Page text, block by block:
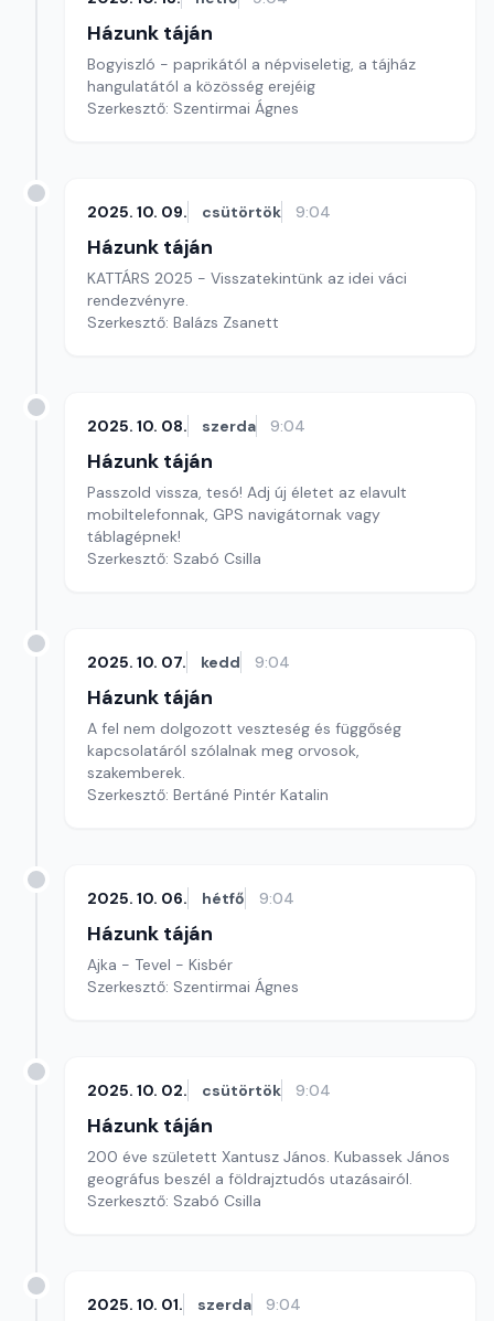
Házunk táján
Bogyiszló - paprikától a népviseletig, a tájház
hangulatától a közösség erejéig
Szerkesztő: Szentirmai Ágnes
2025. 10. 09. csütörtök 9:04
Házunk táján
KATTÁRS 2025 - Visszatekintünk az idei váci
rendezvényre.
Szerkesztő: Balázs Zsanett
2025. 10. 08. szerda 9:04
Házunk táján
Passzold vissza, tesó! Adj új életet az elavult
mobiltelefonnak, GPS navigátornak vagy
táblagépnek!
Szerkesztő: Szabó Csilla
2025. 10. 07. kedd 9:04
Házunk táján
A fel nem dolgozott veszteség és függőség
kapcsolatáról szólalnak meg orvosok,
szakemberek.
Szerkesztő: Bertáné Pintér Katalin
2025. 10. 06. hétfő 9:04
Házunk táján
Ajka - Tevel - Kisbér
Szerkesztő: Szentirmai Ágnes
2025. 10. 02. csütörtök 9:04
Házunk táján
200 éve született Xantusz János. Kubassek János
geográfus beszél a földrajztudós utazásairól.
Szerkesztő: Szabó Csilla
2025. 10. 01. szerda 9:04